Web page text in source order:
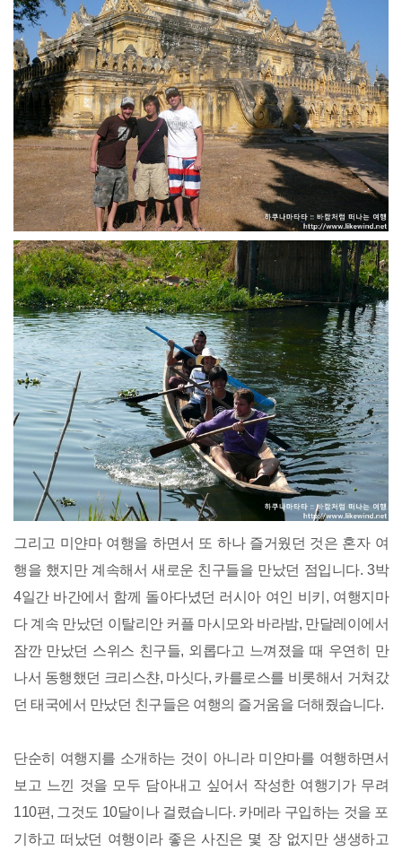
그리고 미얀마 여행을 하면서 또 하나 즐거웠던 것은 혼자 여
행을 했지만 계속해서 새로운 친구들을 만났던 점입니다. 3박
4일간 바간에서 함께 돌아다녔던 러시아 여인 비키, 여행지마
다 계속 만났던 이탈리안 커플 마시모와 바라밤, 만달레이에서
잠깐 만났던 스위스 친구들, 외롭다고 느껴졌을 때 우연히 만
나서 동행했던 크리스챤, 마싯다, 카를로스를 비롯해서 거쳐갔
던 태국에서 만났던 친구들은 여행의 즐거움을 더해줬습니다.
단순히 여행지를 소개하는 것이 아니라 미얀마를 여행하면서
보고 느낀 것을 모두 담아내고 싶어서 작성한 여행기가 무려
110편, 그것도 10달이나 걸렸습니다. 카메라 구입하는 것을 포
기하고 떠났던 여행이라 좋은 사진은 몇 장 없지만 생생하고